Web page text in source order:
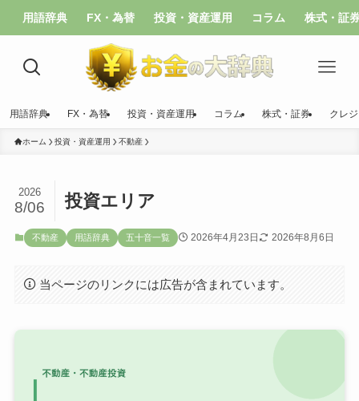
用語辞典 FX・為替 投資・資産運用 コラム 株式・証
用語辞典 FX・為替 投資・資産運用 コラム 株式・証券 クレ
ホーム 投資・資産運用 不動産
投資エリア
2026
8/06
不動産 用語辞典 五十音一覧 2026年4月23日 2026年8月6日
当ページのリンクには広告が含まれています。